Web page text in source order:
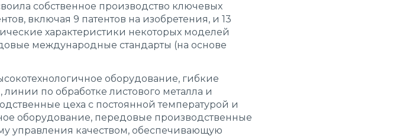
собственное производство ключевых
включая 9 патентов на изобретения, и 13
характеристики некоторых моделей
международные стандарты (на основе
оборудование, гибкие
по обработке листового металла и
цеха с постоянной температурой и
оборудование, передовые производственные
управления качеством, обеспечивающую